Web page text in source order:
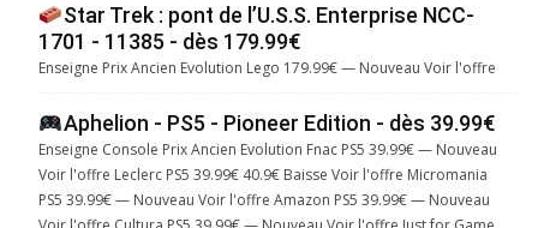
Star Trek : pont de l’U.S.S. Enterprise NCC-
1701 - 11385 - dès 179.99€
Enseigne Prix Ancien Evolution Lego 179.99€ — Nouveau Voir l'offre
Aphelion - PS5 - Pioneer Edition - dès 39.99€
Enseigne Console Prix Ancien Evolution Fnac PS5 39.99€ — Nouveau
Voir l'offre Leclerc PS5 39.99€ 40.9€ Baisse Voir l'offre Micromania
PS5 39.99€ — Nouveau Voir l'offre Amazon PS5 39.99€ — Nouveau